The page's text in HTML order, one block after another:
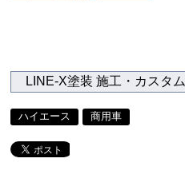
LINE-X塗装 施工・カスタ
ハイエース 商用車